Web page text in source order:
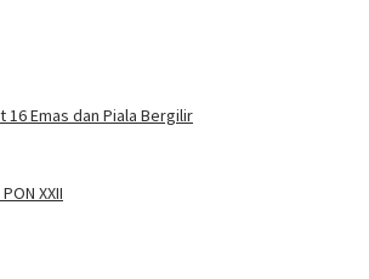
16 Emas dan Piala Bergilir
XXII